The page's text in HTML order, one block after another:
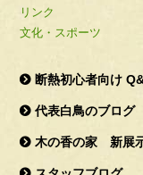
リンク
文化・スポーツ
断熱初心者向け
代表白鳥のブログ
木の香の家 新展